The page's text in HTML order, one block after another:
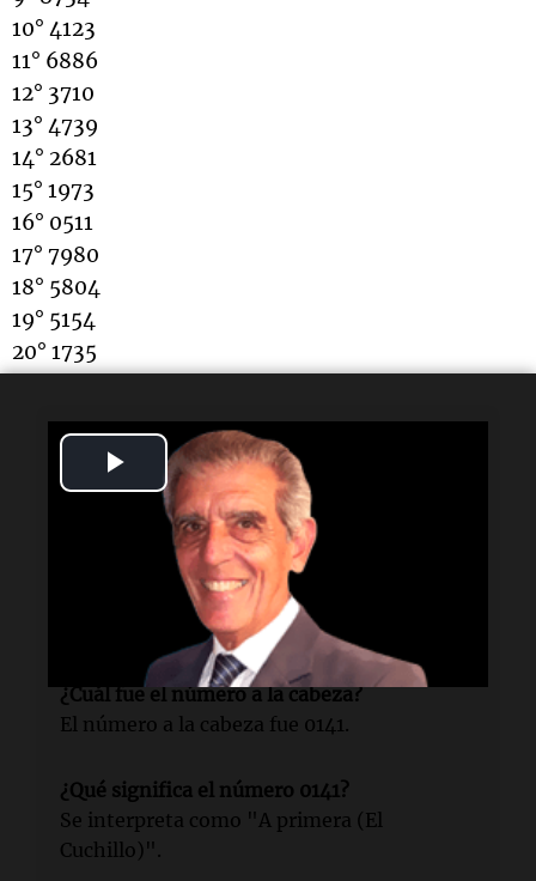
Play
Video
10° 4123
11° 6886
12° 3710
13° 4739
14° 2681
15° 1973
16° 0511
17° 7980
18° 5804
19° 5154
20° 1735
Lectura rápida
¿Qué sorteo se realizó?
El sorteo número 41283 de La Previa.
¿Cuándo se llevó a cabo?
El jueves 18 de junio a las 10:15.
¿Cuál fue el número a la cabeza?
El número a la cabeza fue 0141.
¿Qué significa el número 0141?
Se interpreta como "A primera (El
Cuchillo)".